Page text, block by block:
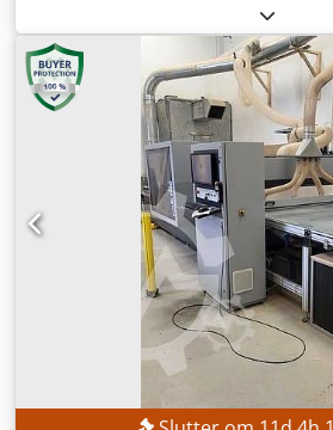
, arbejdsbredde:
fræsemøllespindelhastighed (maks.):
arbejdshøjde:
535 mm,
TEKNISKE DETALJER Arbejdsområde
Arbejdsområde Y-akse: 1.600 mm
535 mm Antal fræsespindler: 2 stk.
akser: 4 stk. Maks. spindelhastighed:
Ja Fræsespindel 2 Styrede akser: 4
spindelhastighed: 30.000 o/min C-
Bjælkebord Bordlængde: 2.500 mm
Værktøjsspændesystem: HSK-F63
36 stk. Materialeklemmesystem:
DETALJER Software: WoodWOP
Dimensioner og vægt Opstillingsmål (L
9.000 x 3.500 mm Total længde:
9.000 kg Transportpakker: 8 stk.
vakuumpumper: 2 stk.